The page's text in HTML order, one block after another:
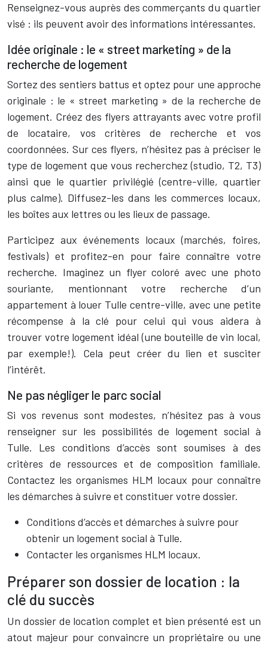
Renseignez-vous auprès des commerçants du quartier
visé : ils peuvent avoir des informations intéressantes.
Idée originale : le « street marketing » de la
recherche de logement
Sortez des sentiers battus et optez pour une approche
originale : le « street marketing » de la recherche de
logement. Créez des flyers attrayants avec votre profil
de locataire, vos critères de recherche et vos
coordonnées. Sur ces flyers, n’hésitez pas à préciser le
type de logement que vous recherchez (studio, T2, T3)
ainsi que le quartier privilégié (centre-ville, quartier
plus calme). Diffusez-les dans les commerces locaux,
les boîtes aux lettres ou les lieux de passage.
Participez aux événements locaux (marchés, foires,
festivals) et profitez-en pour faire connaître votre
recherche. Imaginez un flyer coloré avec une photo
souriante, mentionnant votre recherche d’un
appartement à louer Tulle centre-ville, avec une petite
récompense à la clé pour celui qui vous aidera à
trouver votre logement idéal (une bouteille de vin local,
par exemple!). Cela peut créer du lien et susciter
l’intérêt.
Ne pas négliger le parc social
Si vos revenus sont modestes, n’hésitez pas à vous
renseigner sur les possibilités de logement social à
Tulle. Les conditions d’accès sont soumises à des
critères de ressources et de composition familiale.
Contactez les organismes HLM locaux pour connaître
les démarches à suivre et constituer votre dossier.
Conditions d’accès et démarches à suivre pour
obtenir un logement social à Tulle.
Contacter les organismes HLM locaux.
Préparer son dossier de location : la
clé du succès
Un dossier de location complet et bien présenté est un
atout majeur pour convaincre un propriétaire ou une